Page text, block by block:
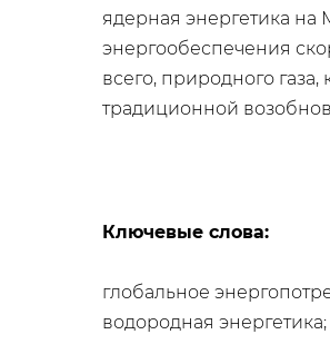
ядерная энергетика
энергообеспечения
всего, природного
традиционной
Ключевые слова:
глобальное
водородная